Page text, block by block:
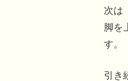
次は
脚を
す。
引き